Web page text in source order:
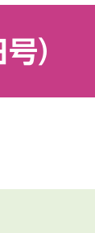
）